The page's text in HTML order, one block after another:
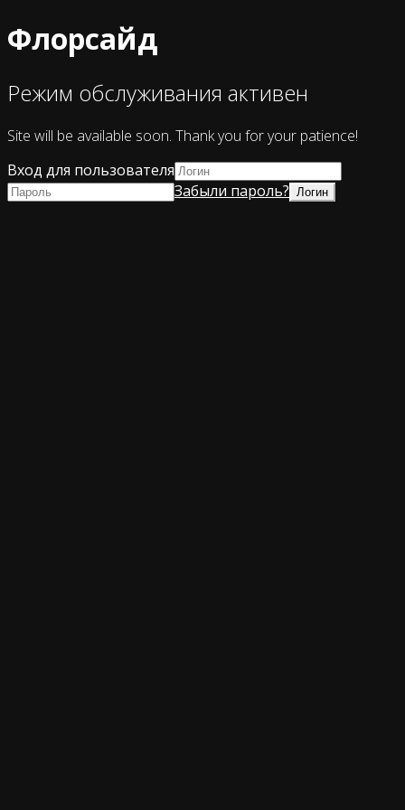
Флорсайд
Режим обслуживания активен
Site will be available soon. Thank you for your patience!
Вход для пользователя
Забыли пароль?